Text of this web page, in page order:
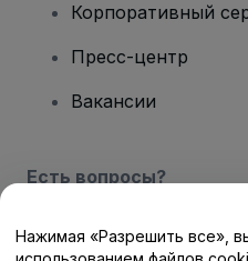
Корпоративный
Пресс-центр
Вакансии
Есть вопросы?
Центр помощи /
Нажимая «Разрешить все»,